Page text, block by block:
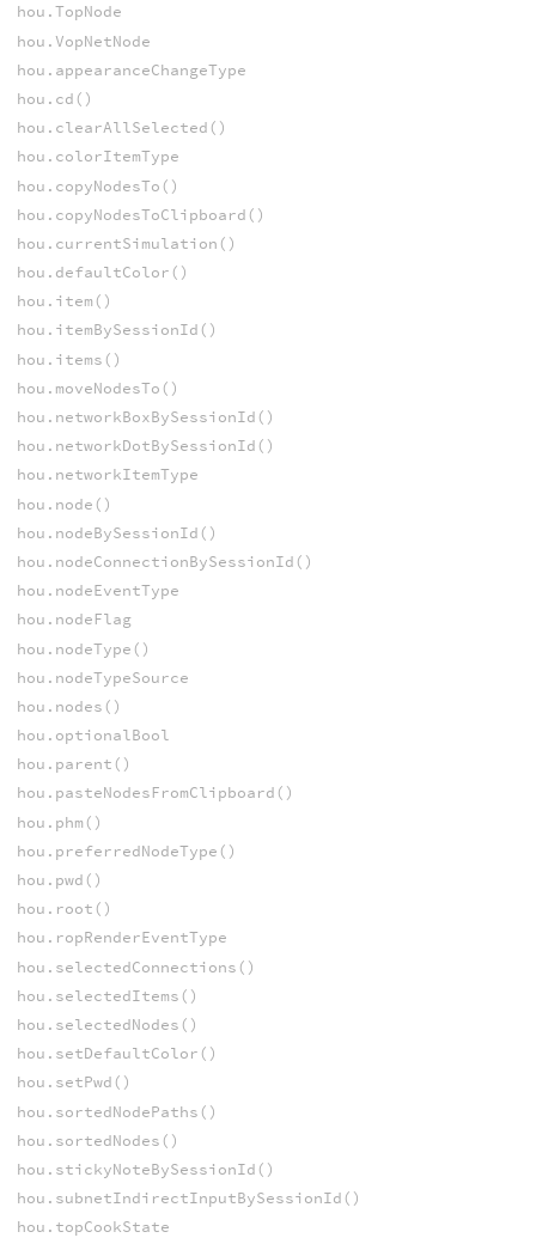
hou.TopNode
hou.VopNetNode
hou.appearanceChangeType
hou.cd()
hou.clearAllSelected()
hou.colorItemType
hou.copyNodesTo()
hou.copyNodesToClipboard()
hou.currentSimulation()
hou.defaultColor()
hou.item()
hou.itemBySessionId()
hou.items()
hou.moveNodesTo()
hou.networkBoxBySessionId()
hou.networkDotBySessionId()
hou.networkItemType
hou.node()
hou.nodeBySessionId()
hou.nodeConnectionBySessionId()
hou.nodeEventType
hou.nodeFlag
hou.nodeType()
hou.nodeTypeSource
hou.nodes()
hou.optionalBool
hou.parent()
hou.pasteNodesFromClipboard()
hou.phm()
hou.preferredNodeType()
hou.pwd()
hou.root()
hou.ropRenderEventType
hou.selectedConnections()
hou.selectedItems()
hou.selectedNodes()
hou.setDefaultColor()
hou.setPwd()
hou.sortedNodePaths()
hou.sortedNodes()
hou.stickyNoteBySessionId()
hou.subnetIndirectInputBySessionId()
hou.topCookState